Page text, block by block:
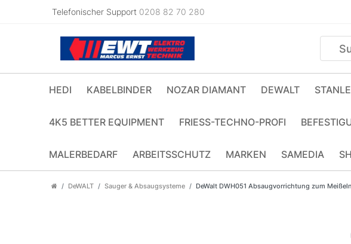
Telefonischer Support 0208 82 70 280
HEDI KABELBINDER NOZAR DIAMANT DEWALT
4K5 BETTER EQUIPMENT FRIESS-TECHNO-PROFI
MALERBEDARF ARBEITSSCHUTZ MARKEN SAMEDIA
DeWALT Sauger & Absaugsysteme DeWalt DWH051 Absaugvorrichtung zum